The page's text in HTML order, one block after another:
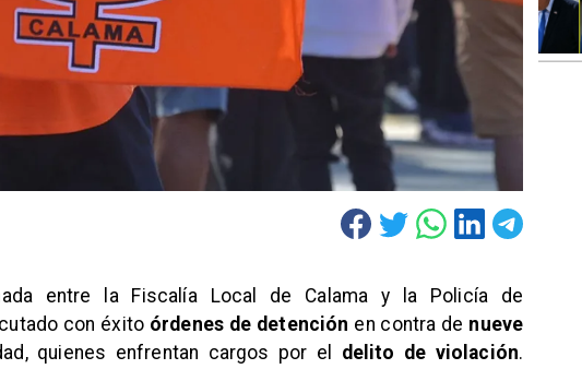
entre la Fiscalía Local de Calama y la Policía de
con éxito órdenes de detención en contra de nueve
quienes enfrentan cargos por el delito de violación.